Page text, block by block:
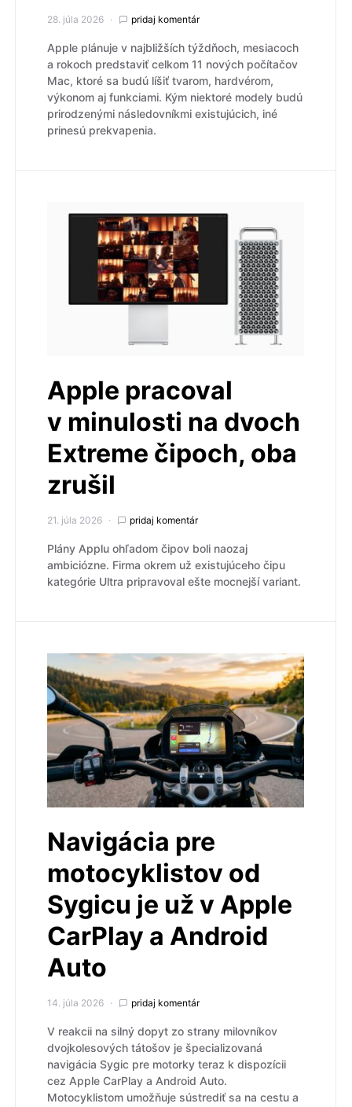
28. júla 2026 pridaj komentár
Apple plánuje v najbližších týždňoch, mesiacoch
a rokoch predstaviť celkom 11 nových počítačov
Mac, ktoré sa budú líšiť tvarom, hardvérom,
výkonom aj funkciami. Kým niektoré modely budú
prirodzenými následovníkmi existujúcich, iné
prinesú prekvapenia.
Apple pracoval
v minulosti na dvoch
Extreme čipoch, oba
zrušil
21. júla 2026 pridaj komentár
Plány Applu ohľadom čipov boli naozaj
ambiciózne. Firma okrem už existujúceho čipu
kategórie Ultra pripravoval ešte mocnejší variant.
Navigácia pre
motocyklistov od
Sygicu je už v Apple
CarPlay a Android
Auto
14. júla 2026 pridaj komentár
V reakcii na silný dopyt zo strany milovníkov
dvojkolesových tátošov je špecializovaná
navigácia Sygic pre motorky teraz k dispozícii
cez Apple CarPlay a Android Auto.
Motocyklistom umožňuje sústrediť sa na cestu a